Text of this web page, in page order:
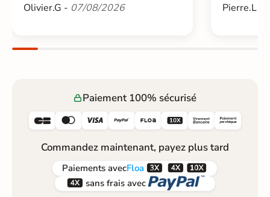
Olivier.G - 07/08/2026 Pierre.L -
Paiement 100% sécurisé
     
Commandez maintenant, payez plus tard
Paiements avecFloa  
 sans frais avec 